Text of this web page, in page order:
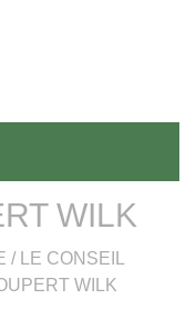
WILK
/
LE CONSEIL
WILK